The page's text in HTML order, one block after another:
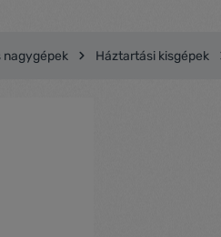
nagygépek Háztartási kisgépek